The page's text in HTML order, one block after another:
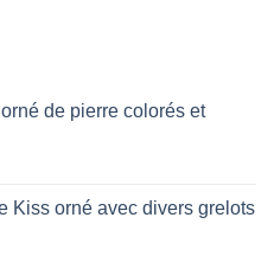
de pierre colorés et
Kiss orné avec divers grelots